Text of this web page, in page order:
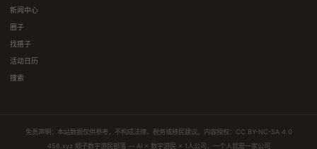
新闻中心
圈子
找搭子
活动日历
搜索
免责声明：本站数据仅供参考，不构成法律、税务或移民建议。内容授权： CC BY-NC-SA 4.0
456.xyz 顺子数字游民部落 — AI × 数字游民 × 1人公司，一个人就是一家公司